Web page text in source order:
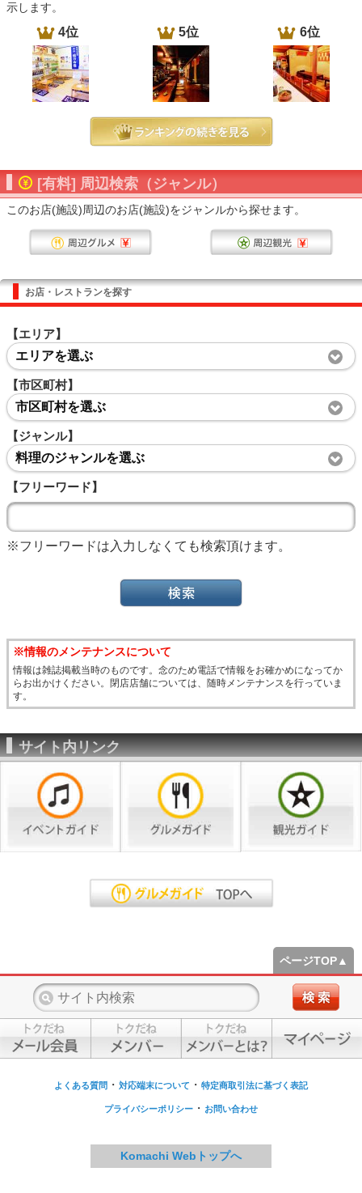
示します。
4位 5位 6位
[有料] 周辺検索（ジャンル）
このお店(施設)周辺のお店(施設)をジャンルから探せます。
お店・レストランを探す
【エリア】
エリアを選ぶ
【市区町村】
市区町村を選ぶ
【ジャンル】
料理のジャンルを選ぶ
【フリーワード】
※フリーワードは入力しなくても検索頂けます。
※情報のメンテナンスについて
情報は雑誌掲載当時のものです。念のため電話で情報をお確かめになってか
らお出かけください。閉店店舗については、随時メンテナンスを行っていま
す。
サイト内リンク
ページTOP▲
よくある質問 ・ 対応端末について ・ 特定商取引法に基づく表記
プライバシーポリシー ・ お問い合わせ
Komachi Webトップへ